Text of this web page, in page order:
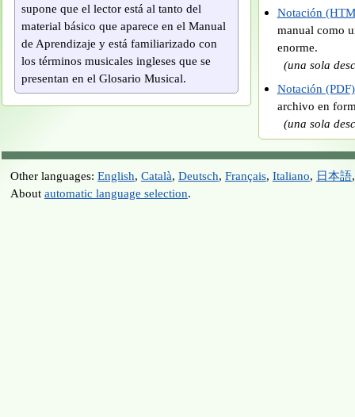
supone que el lector está al tanto del
material básico que aparece en el Manual
de Aprendizaje y está familiarizado con
los términos musicales ingleses que se
presentan en el Glosario Musical.
Notación
manual como
enorme.
(una sola
Notación (PDF)
archivo en
(una sola
Other languages: English, Català, Deutsch, Français, Italiano, 日本語
About automatic language selection.